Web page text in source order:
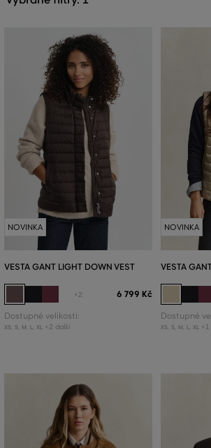
NOVINKA
VESTA GANT LIGHT DOWN VEST
+2 6 799 Kč
Dostupné velikosti:
XS, S, M L XL +2 další
NOVINKA
VESTA
Dostupné
XS, S, M L XL +1